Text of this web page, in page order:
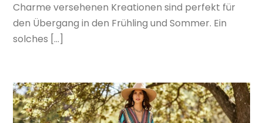
Charme versehenen Kreationen sind perfekt für
den Übergang in den Frühling und Sommer. Ein
solches […]